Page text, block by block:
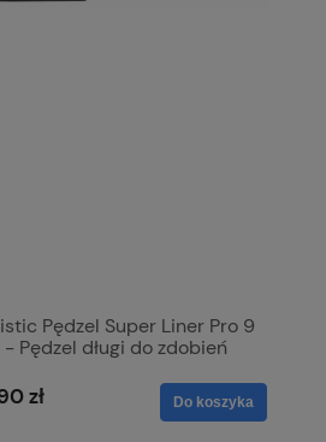
Pędzel Super Liner Pro 9
Pędzel długi do zdobień
zł Do koszyka